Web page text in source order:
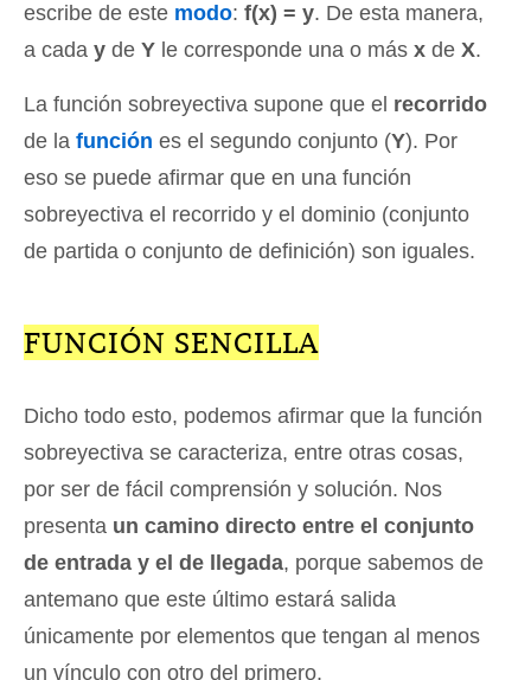
escribe de este modo: f(x) = y. De esta manera,
a cada y de Y le corresponde una o más x de X.
La función sobreyectiva supone que el recorrido
de la función es el segundo conjunto (Y). Por
eso se puede afirmar que en una función
sobreyectiva el recorrido y el dominio (conjunto
de partida o conjunto de definición) son iguales.
FUNCIÓN SENCILLA
Dicho todo esto, podemos afirmar que la función
sobreyectiva se caracteriza, entre otras cosas,
por ser de fácil comprensión y solución. Nos
presenta un camino directo entre el conjunto
de entrada y el de llegada, porque sabemos de
antemano que este último estará salida
únicamente por elementos que tengan al menos
un vínculo con otro del primero.